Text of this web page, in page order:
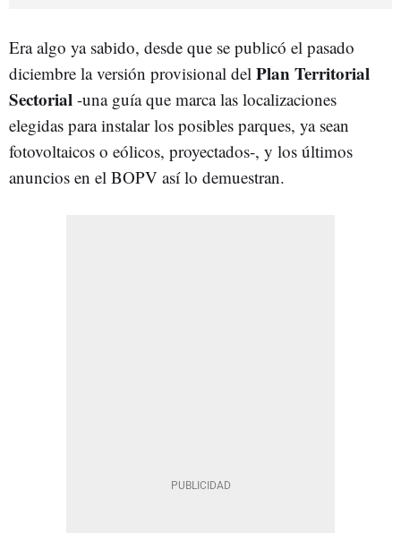
Era algo ya sabido, desde que se publicó el pasado
diciembre la versión provisional del Plan Territorial
Sectorial -una guía que marca las localizaciones
elegidas para instalar los posibles parques, ya sean
fotovoltaicos o eólicos, proyectados-, y los últimos
anuncios en el BOPV así lo demuestran.